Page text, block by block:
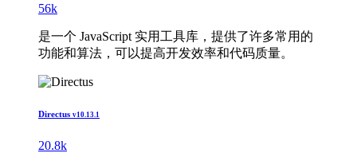
56k
是一个 JavaScript 实用工具库，提供了许多常用的
功能和算法，可以提高开发效率和代码质量。
Directus v10.13.1
20.8k